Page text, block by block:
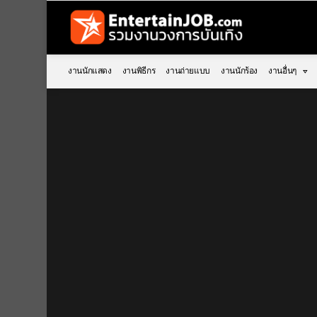
งานนักแสดง งานพิธีกร งานถ่ายแบบ งานนักร้อง งานอื่นๆ